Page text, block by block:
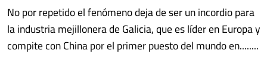
No por repetido el fenómeno deja de ser un incordio para
la industria mejillonera de Galicia, que es líder en Europa y
compite con China por el primer puesto del mundo en........